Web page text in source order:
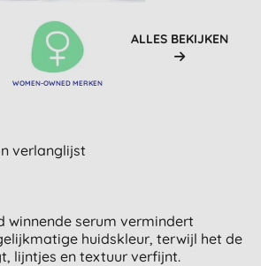
WOMEN-OWNED MERKEN
ALLES BEKIJKEN
verlanglijst
winnende serum vermindert
huidskleur, terwijl het de
lijntjes en textuur verfijnt.